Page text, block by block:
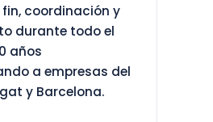
coordinación y
durante todo el
años
a empresas del
y Barcelona.